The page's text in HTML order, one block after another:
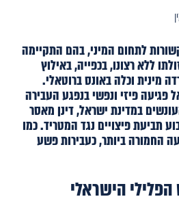
לתחום המיני, בהם התקיימה
ללא רצונו, בכפייה, באילוץ
מינית וכלה באונס ברוטאלי.
פגיעה פיזי ונפשי בנפגע העבירה
במדינת ישראל, דינן מאסר
תביעת פיצויים נגד המטריד. כמו
החמורה ביותר, כעבירות פשע
הישראלי